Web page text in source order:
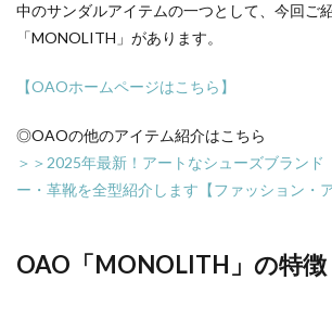
中のサンダルアイテムの一つとして、今回ご
「MONOLITH」があります。
【OAOホームページはこちら】
◎OAOの他のアイテム紹介はこちら
＞＞2025年最新！アートなシューズブランド
ー・革靴を全型紹介します【ファッション・ア
OAO「MONOLITH」の特徴